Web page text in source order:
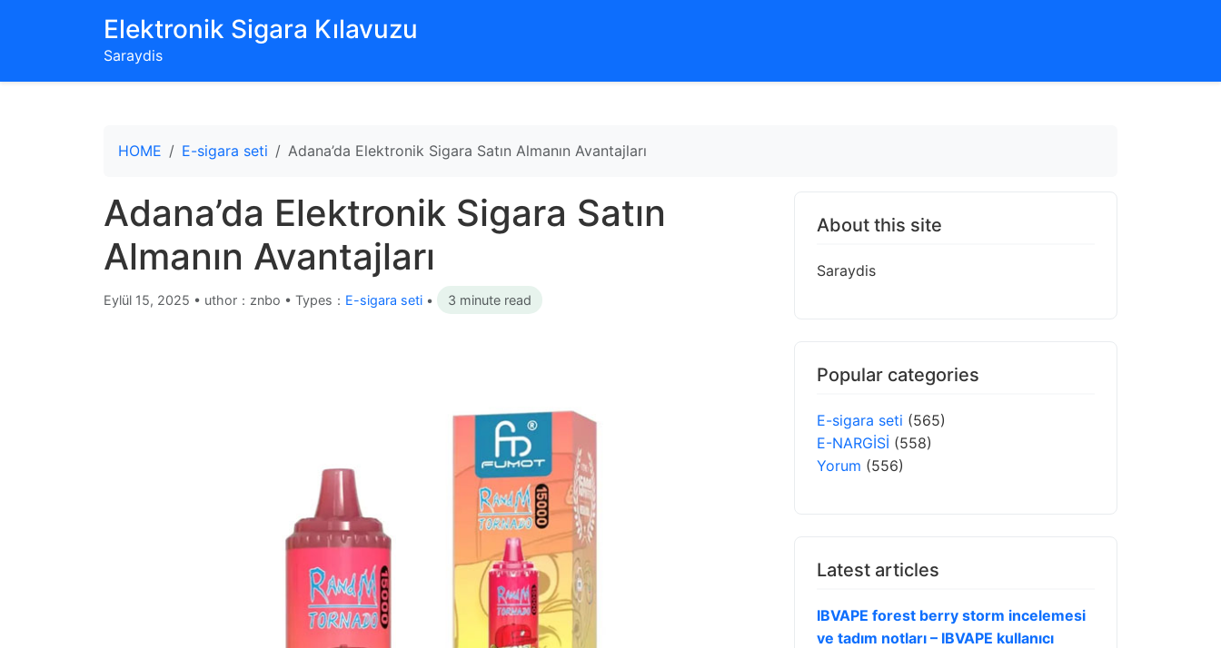
‌Elektronik Sigara Kılavuzu‌
Saraydis
HOME E-sigara seti Adana’da Elektronik Sigara Satın Almanın Avantajları
Adana’da Elektronik Sigara Satın
Almanın Avantajları
Eylül 15, 2025 • uthor：znbo • Types： E-sigara seti • 3 minute read
About this site
Saraydis
Popular categories
E-sigara seti (565)
E-NARGİSİ (558)
Yorum (556)
Latest articles
IBVAPE forest berry storm incelemesi
ve tadım notları – IBVAPE kullanıcı